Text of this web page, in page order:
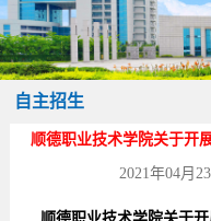
自主招生
顺德职业技术学院关于开
2021年04月